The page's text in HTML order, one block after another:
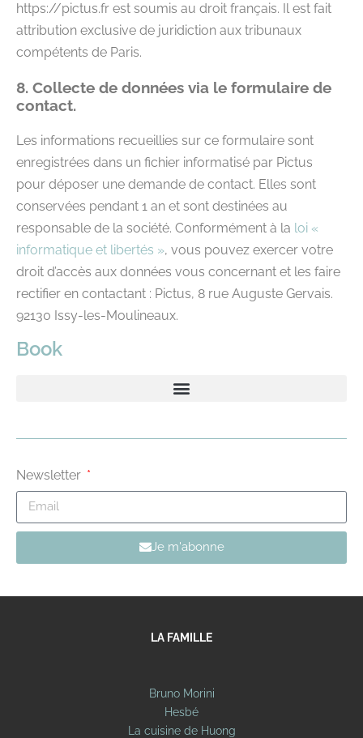
https://pictus.fr est soumis au droit français. Il est fait
attribution exclusive de juridiction aux tribunaux
compétents de Paris.
8. Collecte de données via le formulaire de
contact.
Les informations recueillies sur ce formulaire sont
enregistrées dans un fichier informatisé par Pictus
pour déposer une demande de contact. Elles sont
conservées pendant 1 an et sont destinées au
responsable de la société. Conformément à la loi «
informatique et libertés », vous pouvez exercer votre
droit d’accès aux données vous concernant et les faire
rectifier en contactant : Pictus, 8 rue Auguste Gervais.
92130 Issy-les-Moulineaux.
Book
Newsletter
Je m'abonne
LA FAMILLE
Bruno Morini
Hesbé
La cuisine de Huong